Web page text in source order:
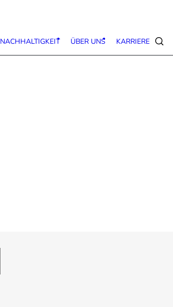
NACHHALTIGKEIT ÜBER UNS KARRIERE